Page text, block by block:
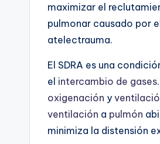
maximizar el
pulmonar causado por
atelectrauma.
El SDRA es una
el intercambio de gases
oxigenación y
ventilación a pulmón
minimiza la distensión